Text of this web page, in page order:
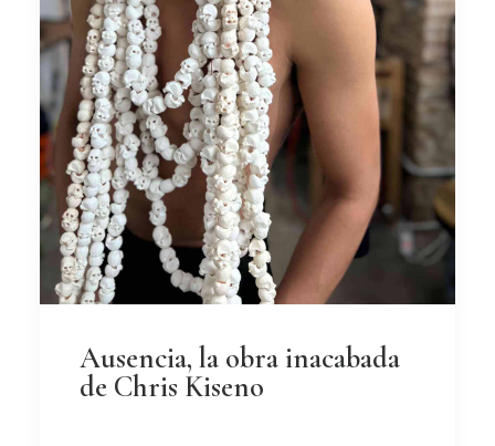
Ausencia, la obra inacabada
de Chris Kiseno